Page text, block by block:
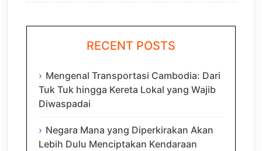
RECENT POSTS
Mengenal Transportasi Cambodia: Dari
Tuk Tuk hingga Kereta Lokal yang Wajib
Diwaspadai
Negara Mana yang Diperkirakan Akan
Lebih Dulu Menciptakan Kendaraan